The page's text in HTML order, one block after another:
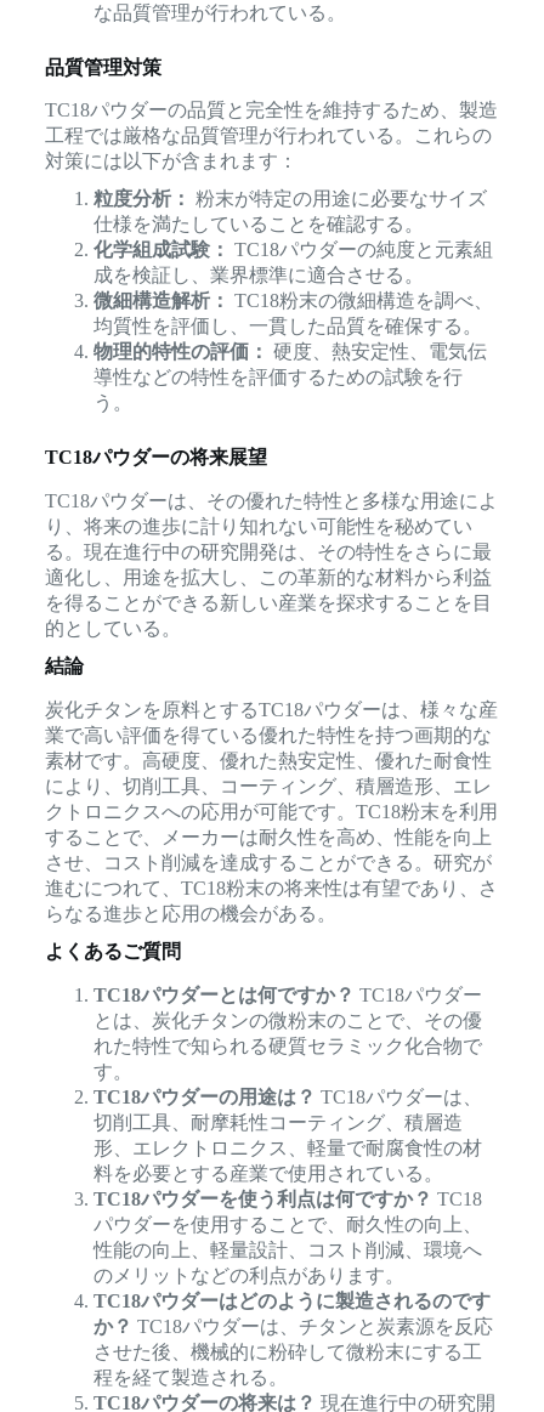
な品質管理が行われている。
品質管理対策
TC18パウダーの品質と完全性を維持するため、製造
工程では厳格な品質管理が行われている。これらの
対策には以下が含まれます：
粒度分析： 粉末が特定の用途に必要なサイズ
仕様を満たしていることを確認する。
化学組成試験： TC18パウダーの純度と元素組
成を検証し、業界標準に適合させる。
微細構造解析： TC18粉末の微細構造を調べ、
均質性を評価し、一貫した品質を確保する。
物理的特性の評価： 硬度、熱安定性、電気伝
導性などの特性を評価するための試験を行
う。
TC18パウダーの将来展望
TC18パウダーは、その優れた特性と多様な用途によ
り、将来の進歩に計り知れない可能性を秘めてい
る。現在進行中の研究開発は、その特性をさらに最
適化し、用途を拡大し、この革新的な材料から利益
を得ることができる新しい産業を探求することを目
的としている。
結論
炭化チタンを原料とするTC18パウダーは、様々な産
業で高い評価を得ている優れた特性を持つ画期的な
素材です。高硬度、優れた熱安定性、優れた耐食性
により、切削工具、コーティング、積層造形、エレ
クトロニクスへの応用が可能です。TC18粉末を利用
することで、メーカーは耐久性を高め、性能を向上
させ、コスト削減を達成することができる。研究が
進むにつれて、TC18粉末の将来性は有望であり、さ
らなる進歩と応用の機会がある。
よくあるご質問
TC18パウダーとは何ですか？ TC18パウダー
とは、炭化チタンの微粉末のことで、その優
れた特性で知られる硬質セラミック化合物で
す。
TC18パウダーの用途は？ TC18パウダーは、
切削工具、耐摩耗性コーティング、積層造
形、エレクトロニクス、軽量で耐腐食性の材
料を必要とする産業で使用されている。
TC18パウダーを使う利点は何ですか？ TC18
パウダーを使用することで、耐久性の向上、
性能の向上、軽量設計、コスト削減、環境へ
のメリットなどの利点があります。
TC18パウダーはどのように製造されるのです
か？ TC18パウダーは、チタンと炭素源を反応
させた後、機械的に粉砕して微粉末にする工
程を経て製造される。
TC18パウダーの将来は？ 現在進行中の研究開